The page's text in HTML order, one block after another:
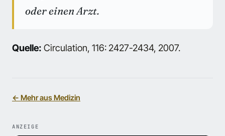
oder einen Arzt.
Quelle: Circulation, 116: 2427-2434, 2007.
← Mehr aus Medizin
ANZEIGE